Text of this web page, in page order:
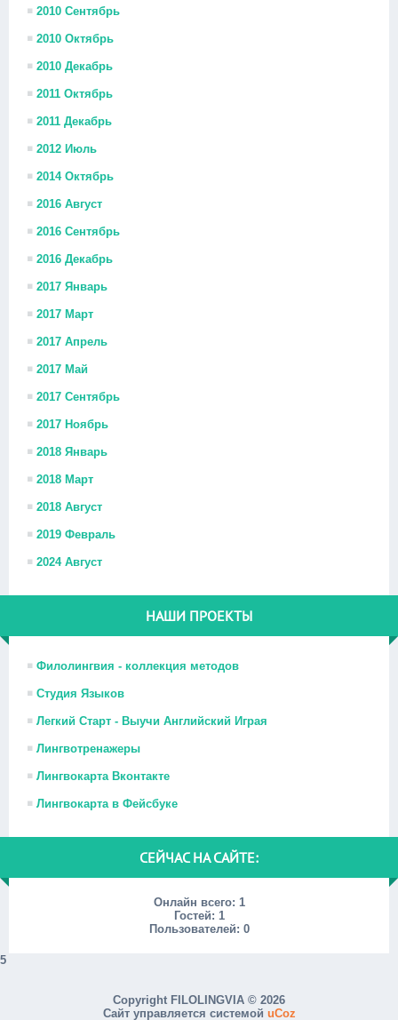
2010 Сентябрь
2010 Октябрь
2010 Декабрь
2011 Октябрь
2011 Декабрь
2012 Июль
2014 Октябрь
2016 Август
2016 Сентябрь
2016 Декабрь
2017 Январь
2017 Март
2017 Апрель
2017 Май
2017 Сентябрь
2017 Ноябрь
2018 Январь
2018 Март
2018 Август
2019 Февраль
2024 Август
НАШИ ПРОЕКТЫ
Филолингвия - коллекция методов
Студия Языков
Легкий Старт - Выучи Английский Играя
Лингвотренажеры
Лингвокарта Вконтакте
Лингвокарта в Фейсбуке
СЕЙЧАС НА САЙТЕ:
Онлайн всего: 1
Гостей: 1
Пользователей: 0
5
Copyright FILOLINGVIA © 2026
Сайт управляется системой uCoz